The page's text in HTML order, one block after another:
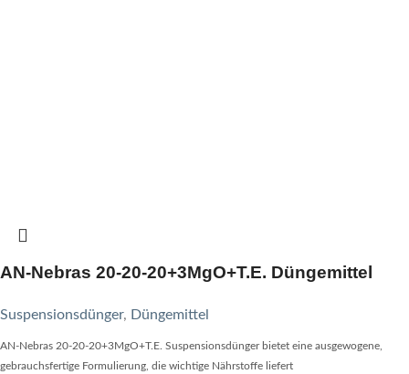
AN-Nebras 20-20-20+3MgO+T.E. Düngemittel
Suspensionsdünger, Düngemittel
AN-Nebras 20-20-20+3MgO+T.E. Suspensionsdünger bietet eine ausgewogene,
gebrauchsfertige Formulierung, die wichtige Nährstoffe liefert